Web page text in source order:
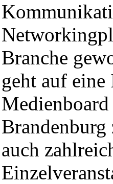
Branche
geht auf
auch